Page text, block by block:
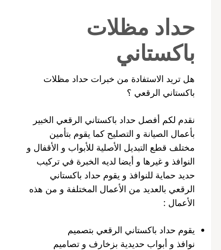
حداد مظلات
باكستاني
هل تريد الاستفادة من خبرات حداد مظلات
باكستاني الرقعي ؟
نقدم لكم أفصل حداد باكستاني الرقعي الخبير
بأعمال الصيانة و التصليح كما يقوم بتأمين
مختلف قطع التبديل الأصلية للأبواب و الأقفال و
النوافذ و غيرها و أيضا لديه الخبرة في تركيب
حديد حماية للنوافذ و يقوم حداد باكستاني
الرقعي بالعديد من الأعمال المختلفة و من هذه
الأعمال :
يقوم حداد باكستاني الرقعي بتصميم
نوافذ و أبواب حديدية بزخارف و تصاميم